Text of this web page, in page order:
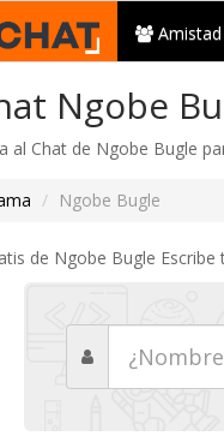
Amistad
Ngobe
al Chat de Ngobe Bugle
Ngobe Bugle
de Ngobe Bugle